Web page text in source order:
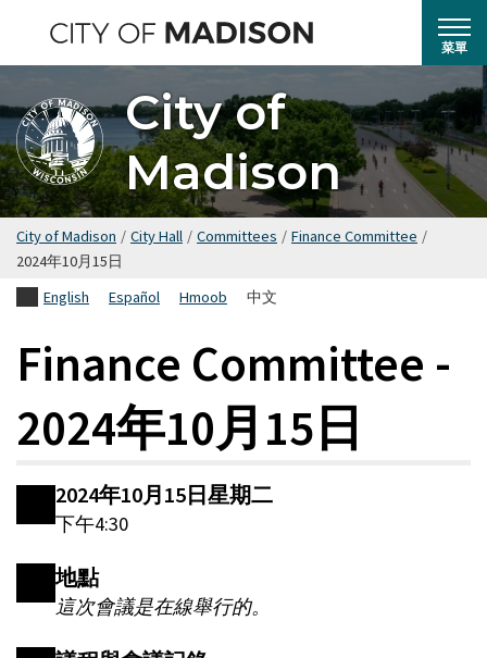
到
主
要
內
容
菜單
City of
Madison
City of Madison / City Hall / Committees / Finance Committee /
2024年10月15日
English
Español Hmoob 中文
Finance Committee -
2024年10月15日
2024年10月15日星期二
下午4:30
地點
這次會議是在線舉行的。